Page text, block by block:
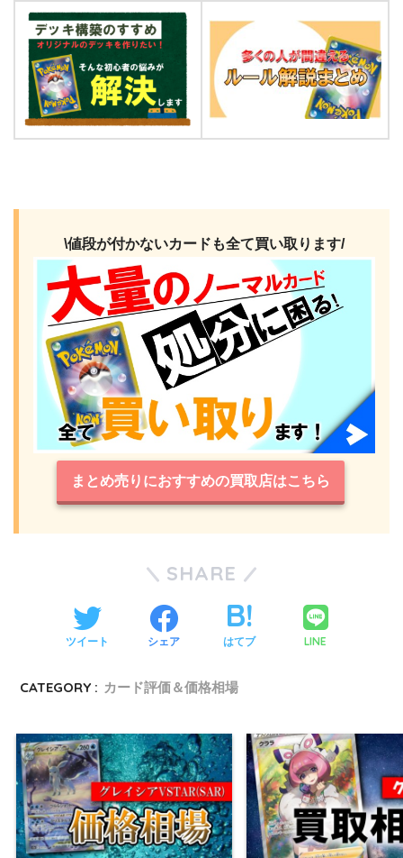
\値段が付かないカードも全て買い取ります/
まとめ売りにおすすめの買取店はこちら
SHARE
ツイート シェア はてブ LINE
CATEGORY : カード評価＆価格相場